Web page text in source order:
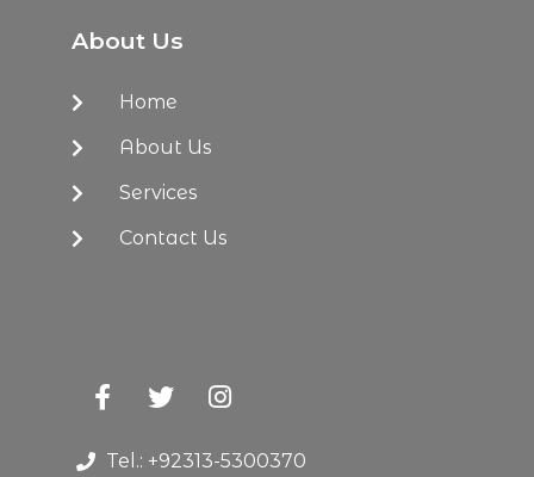
About Us
Home
About Us
Services
Contact Us
Tel.: +92313-5300370